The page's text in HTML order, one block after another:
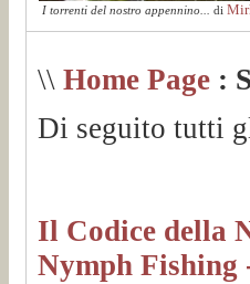
I torrenti del nostro appennino... di
\\ Home Page :
Di seguito tutti
Il Codice della
Nymph